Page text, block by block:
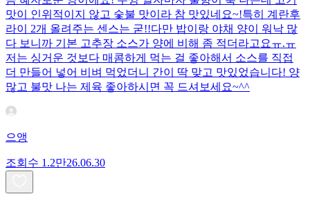
맛이 인위적이지 않고 숯불 맛이라 참 맛있네요~!특히 계란후
라이 2개 올려주는 센스는 굳!! ​다만 밥이랑 야채 양이 워낙 많
다 보니까 기본 고추장 소스가 양에 비해 좀 적더라고요ㅠ.ㅠ
저는 싱거운 것보다 매콤하게 먹는 걸 좋아해서 소스를 직접
더 만들어 넣어 비벼 먹었더니 간이 딱 맞고 맛있었습니다! 양
많고 불맛 나는 제육 좋아하시면 꼭 드셔보세요~^^
으앵
조회수 1.2만26.06.30